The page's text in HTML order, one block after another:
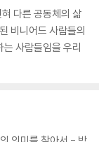
다른 공동체의 삶
비니어드 사람들의
사람들임을 우리